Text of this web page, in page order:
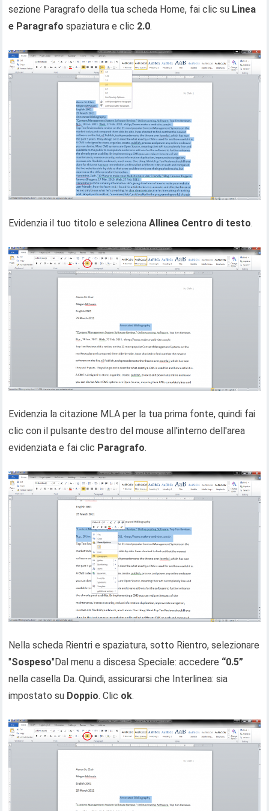
sezione Paragrafo della tua scheda Home, fai clic su Linea
e Paragrafo spaziatura e clic 2.0.
Evidenzia il tuo titolo e selezionaAllinea Centro di testo.
Evidenzia la citazione MLA per la tua prima fonte, quindi fai
clic con il pulsante destro del mouse all'interno dell'area
evidenziata e fai clic Paragrafo.
Nella scheda Rientri e spaziatura, sotto Rientro, selezionare
"Sospeso"Dal menu a discesa Speciale: accedere “0.5”
nella casella Da. Quindi, assicurarsi che Interlinea: sia
impostato su Doppio. Clic ok.